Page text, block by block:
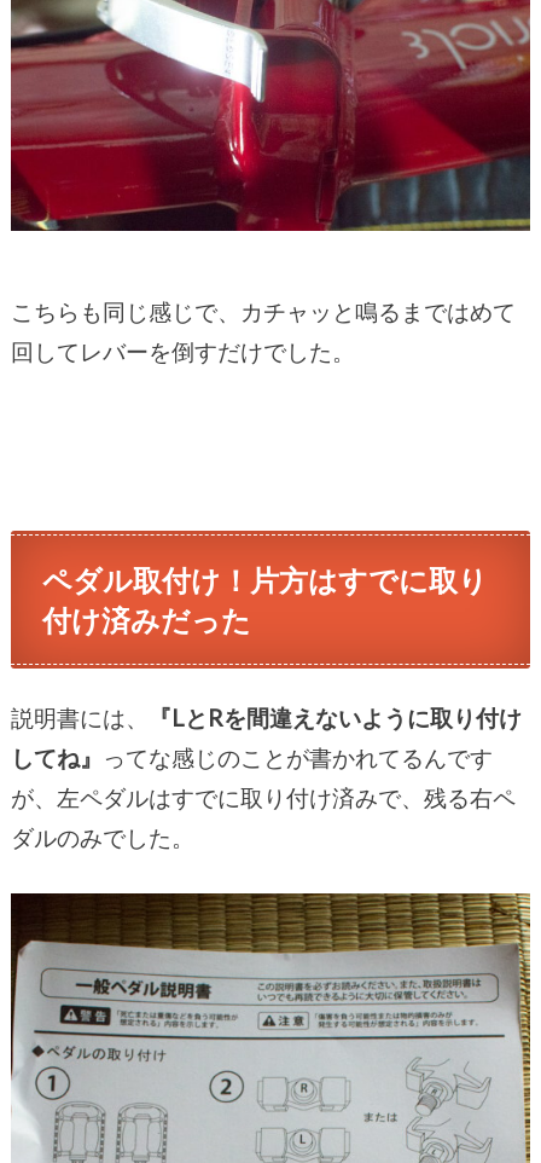
こちらも同じ感じで、カチャッと鳴るまではめて
回してレバーを倒すだけでした。
ペダル取付け！片方はすでに取り
付け済みだった
説明書には、
『LとRを間違えないように取り付け
してね』 ってな感じのことが書かれてるんです
が、左ペダルはすでに取り付け済みで、残る右ペ
ダルのみでした。